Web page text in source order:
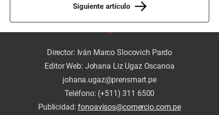
Siguiente artículo
Director: Iván Marco Slocovich Pardo
Editor Web: Johana Liz Ugaz Oscanoa
johana.ugaz@prensmart.pe
Teléfono: (+511) 311 6500
Publicidad:fonoavisos@comercio.com.pe